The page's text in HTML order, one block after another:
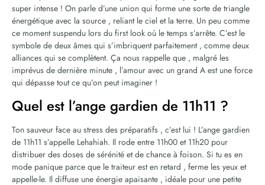
super intense ! On parle d’une union qui forme une sorte de triangle
énergétique avec la source , reliant le ciel et la terre. Un peu comme
ce moment suspendu lors du first look où le temps s’arrête. C’est le
symbole de deux âmes qui s’imbriquent parfaitement , comme deux
alliances qui se complètent. Ça nous rappelle que , malgré les
imprévus de dernière minute , l’amour avec un grand A est une force
qui dépasse tout ce qu’on peut imaginer !
Quel est l’ange gardien de 11h11 ?
Ton sauveur face au stress des préparatifs , c’est lui ! L’ange gardien
de 11h11 s’appelle Lehahiah. Il rode entre 11h00 et 11h20 pour
distribuer des doses de sérénité et de chance à foison. Si tu es en
mode panique parce que le traiteur est en retard , ferme les yeux et
appelle-le. Il diffuse une énergie apaisante , idéale pour une petite